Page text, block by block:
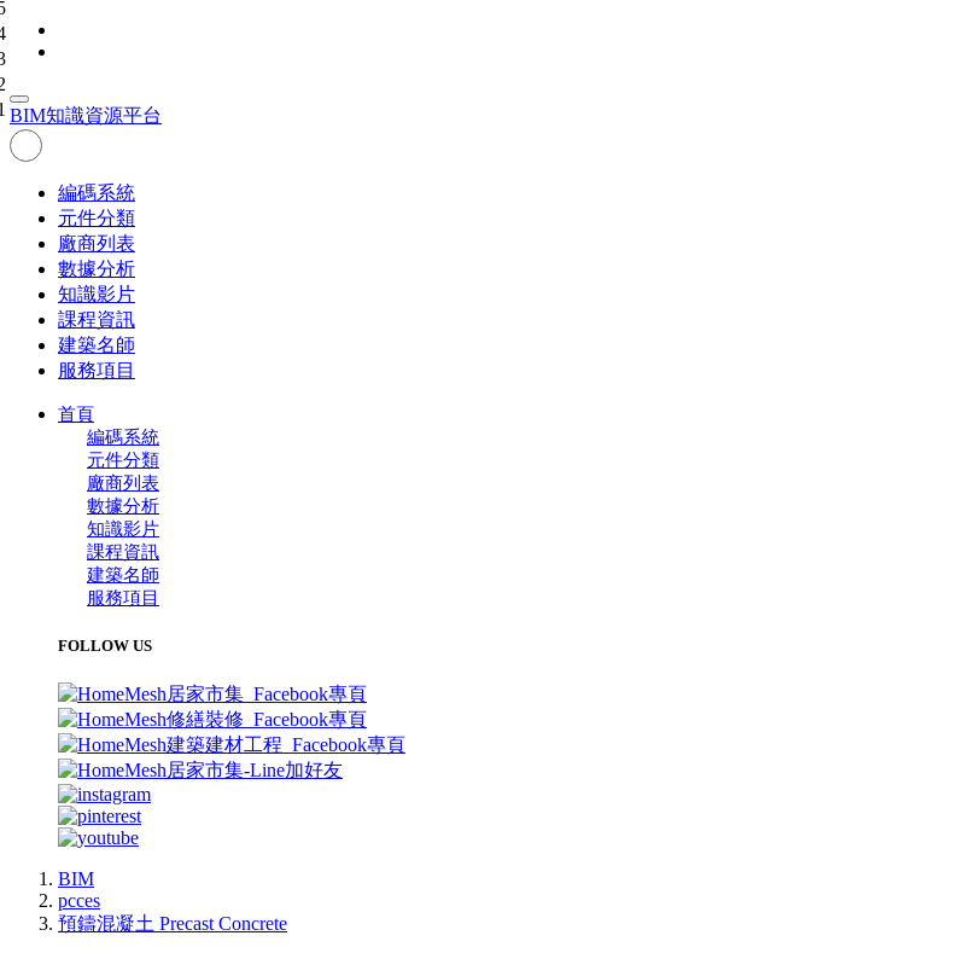
BIM知識資源平台
編碼系統
元件分類
廠商列表
數據分析
知識影片
課程資訊
建築名師
服務項目
首頁
編碼系統
元件分類
廠商列表
數據分析
知識影片
課程資訊
建築名師
服務項目
FOLLOW US
BIM
pcces
預鑄混凝土 Precast Concrete